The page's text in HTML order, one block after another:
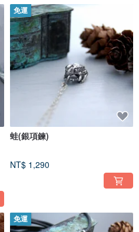
免運
蛙(銀項鍊)
NT$ 1,290
免運